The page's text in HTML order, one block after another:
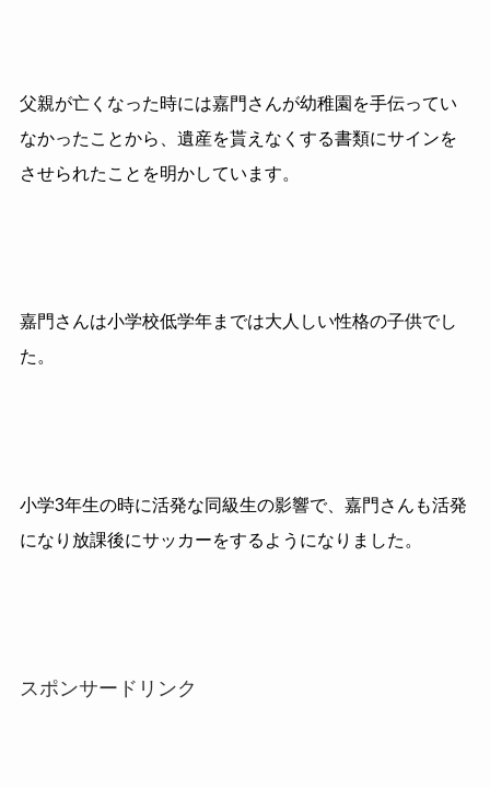
父親が亡くなった時には嘉門さんが幼稚園を手伝ってい
なかったことから、遺産を貰えなくする書類にサインを
させられたことを明かしています。
嘉門さんは小学校低学年までは大人しい性格の子供でし
た。
小学3年生の時に活発な同級生の影響で、嘉門さんも活発
になり放課後にサッカーをするようになりました。
スポンサードリンク